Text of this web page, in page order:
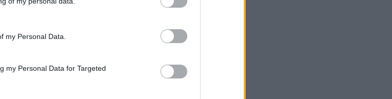
my Personal Data.
my Personal Data for Targeted
mať z intímneho zblíženia intenzívnejší pôžitok
sa ročné vyúčtovanie?